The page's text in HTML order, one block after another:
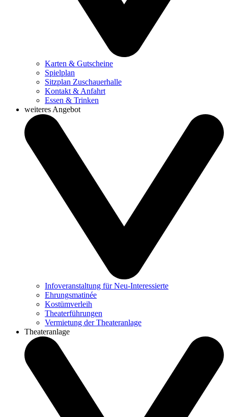
Karten & Gutscheine
Spielplan
Sitzplan Zuschauerhalle
Kontakt & Anfahrt
Essen & Trinken
weiteres Angebot
Infoveranstaltung für Neu-Interessierte
Ehrungsmatinée
Kostümverleih
Theaterführungen
Vermietung der Theateranlage
Theateranlage